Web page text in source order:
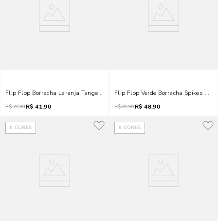
Flip Flop Borracha Laranja Tangerina
R$59,90R$ 41,90
Flip Flop Verde Borracha Spikes
R$69,90R$ 48,90
6 CORES 8 CORES